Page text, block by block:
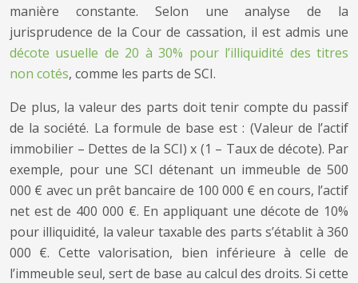
manière constante. Selon une analyse de la
jurisprudence de la Cour de cassation, il est admis une
décote usuelle de 20 à 30% pour l’illiquidité des titres
non cotés, comme les parts de SCI.
De plus, la valeur des parts doit tenir compte du passif
de la société. La formule de base est : (Valeur de l’actif
immobilier – Dettes de la SCI) x (1 – Taux de décote). Par
exemple, pour une SCI détenant un immeuble de 500
000 € avec un prêt bancaire de 100 000 € en cours, l’actif
net est de 400 000 €. En appliquant une décote de 10%
pour illiquidité, la valeur taxable des parts s’établit à 360
000 €. Cette valorisation, bien inférieure à celle de
l’immeuble seul, sert de base au calcul des droits. Si cette